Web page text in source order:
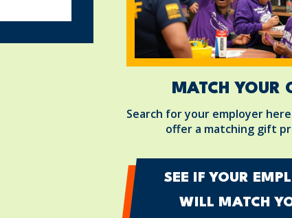
MATCH YOUR
Search for your employer
offer a matching gift
SEE IF YOUR
WILL MATCH